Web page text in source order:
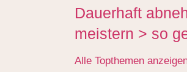
Dauerhaft
meistern > so
Alle Topthemen